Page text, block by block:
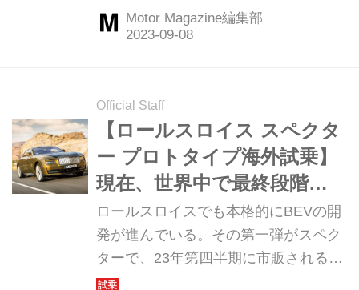
すBEV（電気自動車）や、大排気量の
エンジンを搭載するモデルまで幅広
Motor Magazine編集部
Official Staff
【ロールスロイス スペクタ
ー プロトタイプ海外試乗】
現在、世界中で最終段階の
ロードテストが進行中
ロールスロイスでも本格的にBEVの開
発が進んでいる。その第一弾がスペク
ターで、23年第四半期に市販される。
（Motor Magazine2023年4月号より）